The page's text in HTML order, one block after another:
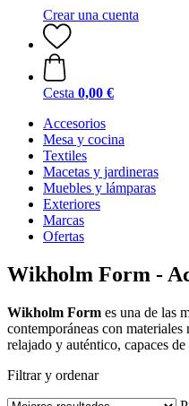
Crear una cuenta
Cesta 0,00 €
Accesorios
Mesa y cocina
Textiles
Macetas y jardineras
Muebles y lámparas
Exteriores
Marcas
Ofertas
Wikholm Form -
Wikholm Form es una de las
contemporáneas con
relajado y auténtico, capaces
Filtrar y ordenar